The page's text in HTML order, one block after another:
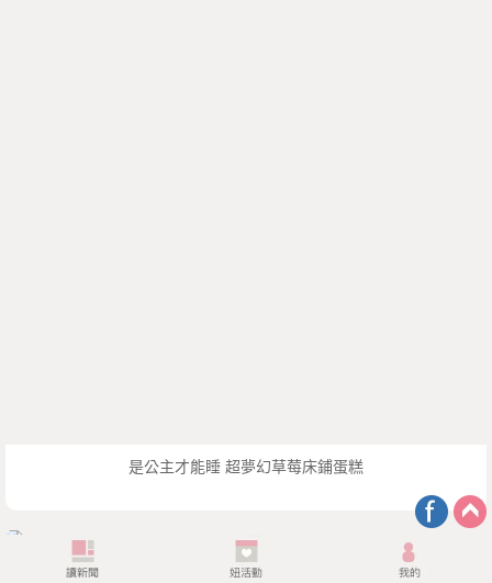
是公主才能睡 超夢幻草莓床鋪蛋糕